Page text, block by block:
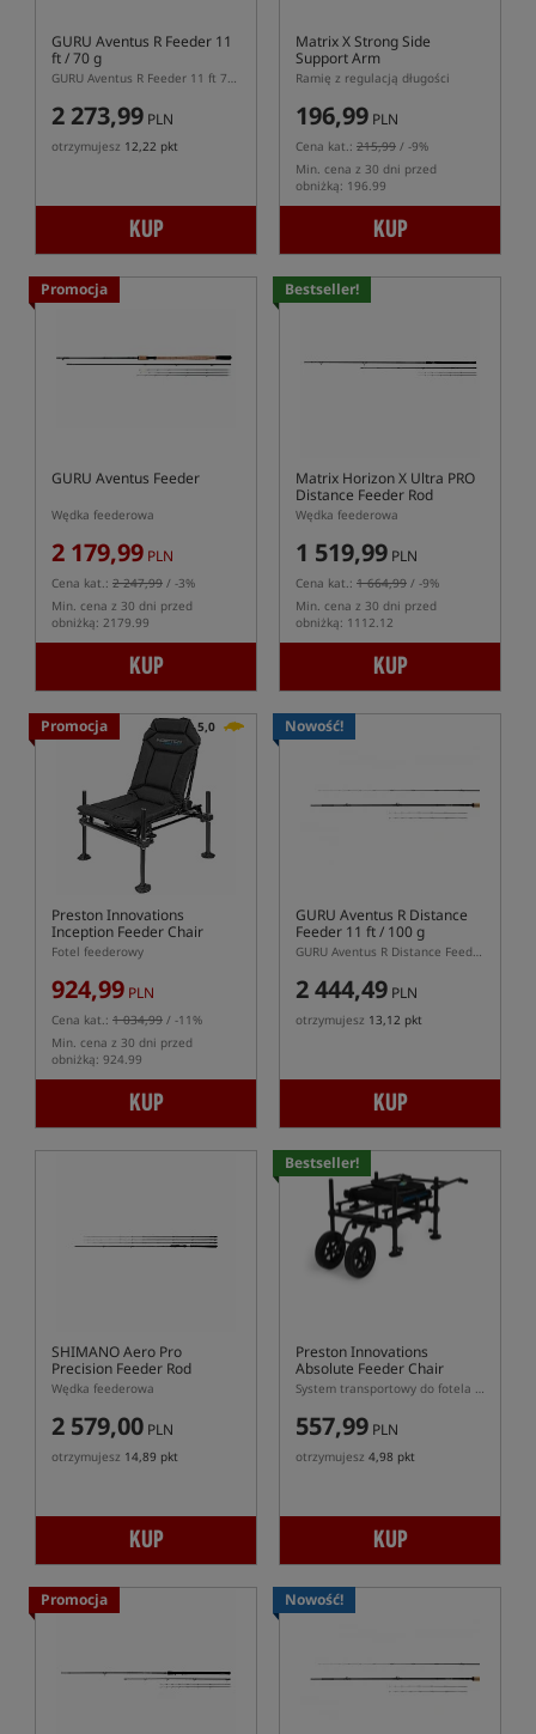
GURU Aventus R Feeder 11
ft / 70 g
GURU Aventus R Feeder 11 ft 70 g – dwusekcyjna wędka feederowa 335 cm
2 273,99 PLN
otrzymujesz 12,22 pkt
KUP
Matrix X Strong Side
Support Arm
Ramię z regulacją długości
196,99 PLN
Cena kat.: 215,99 / -9%
Min. cena z 30 dni przed
obniżką: 196.99
KUP
Promocja
GURU Aventus Feeder
Wędka feederowa
2 179,99 PLN
Cena kat.: 2 247,99 / -3%
Min. cena z 30 dni przed
obniżką: 2179.99
KUP
Bestseller!
Matrix Horizon X Ultra PRO
Distance Feeder Rod
Wędka feederowa
1 519,99 PLN
Cena kat.: 1 664,99 / -9%
Min. cena z 30 dni przed
obniżką: 1112.12
KUP
Promocja 5,0
Preston Innovations
Inception Feeder Chair
Fotel feederowy
924,99 PLN
Cena kat.: 1 034,99 / -11%
Min. cena z 30 dni przed
obniżką: 924.99
KUP
Nowość!
GURU Aventus R Distance
Feeder 11 ft / 100 g
GURU Aventus R Distance Feeder 11 ft 100 g – dwusekcyjna wędka feederowa 335 cm
2 444,49 PLN
otrzymujesz 13,12 pkt
KUP
SHIMANO Aero Pro
Precision Feeder Rod
Wędka feederowa
2 579,00 PLN
otrzymujesz 14,89 pkt
KUP
Bestseller!
Preston Innovations
Absolute Feeder Chair
Wheel Kit
System transportowy do fotela feederowego Absolute Feeder Chair
557,99 PLN
otrzymujesz 4,98 pkt
KUP
Promocja Nowość!